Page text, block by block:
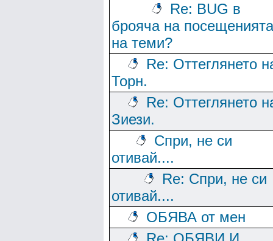
Re: BUG в
брояча на посещенията
на теми?
Re: Оттеглянето
Торн.
Re: Оттеглянето
Зиези.
Спри, не си
отивай....
Re: Спри, не си
отивай....
ОБЯВА от мен